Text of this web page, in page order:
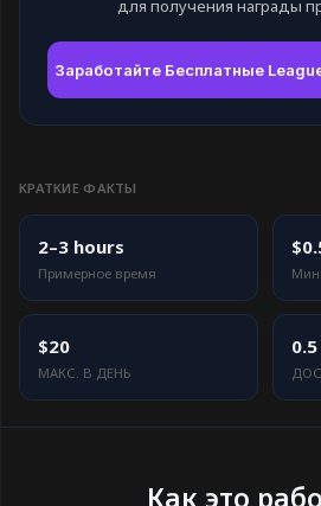
для получения награды
Заработайте Бесплатные
КРАТКИЕ ФАКТЫ
2–3 hours
Примерное время
$20
МАКС. В ДЕНЬ
0.5